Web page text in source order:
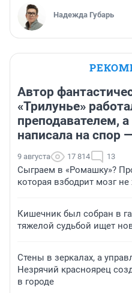
Надежда Губарь
Автор
«Трилунье»
преподавателем,
написала на спор
9 августа 17 814 13
Сыграем в «Ромашку»?
которая взбодрит мозг
Кишечник был собран в
тяжелой судьбой ищет
Стены в зеркалах, а
Незрячий красноярец
в городе